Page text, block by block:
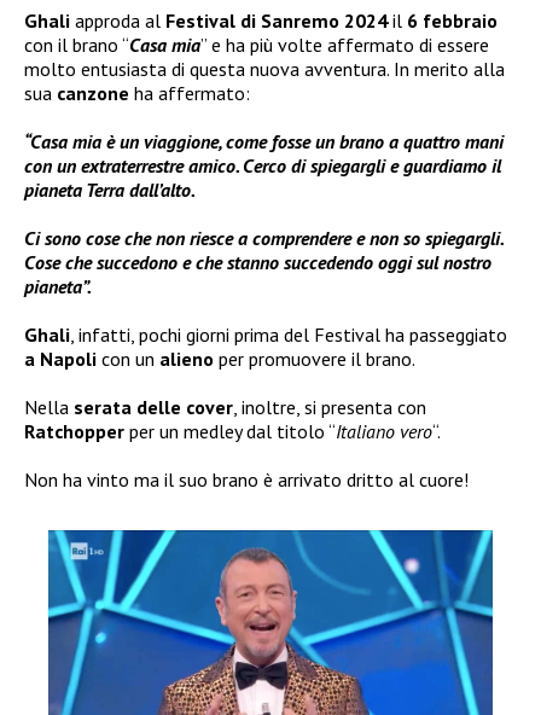
Ghali approda al Festival di Sanremo 2024il 6 febbraio
con il brano “Casa mia” e ha più volte affermato di essere
molto entusiasta di questa nuova avventura. In merito alla
sua canzone ha affermato:
“Casa mia è un viaggione, come fosse un brano a quattro mani
con un extraterrestre amico. Cerco di spiegargli e guardiamo il
pianeta Terra dall’alto.
Ci sono cose che non riesce a comprendere e non so spiegargli.
Cose che succedono e che stanno succedendo oggi sul nostro
pianeta”.
Ghali, infatti, pochi giorni prima del Festival ha passeggiato
a Napoli con un alieno per promuovere il brano.
Nella serata delle cover, inoltre, si presenta con
Ratchopper per un medley dal titolo “Italiano vero“.
Non ha vinto ma il suo brano è arrivato dritto al cuore!